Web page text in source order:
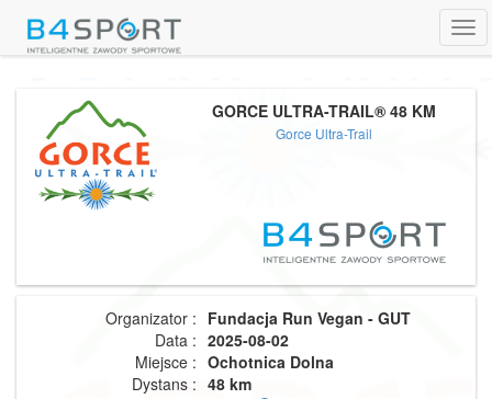
GORCE ULTRA-TRAIL® 48 KM
Gorce Ultra-Trail
Organizator : Fundacja Run Vegan - GUT
Data : 2025-08-02
Miejsce : Ochotnica Dolna
Dystans : 48 km